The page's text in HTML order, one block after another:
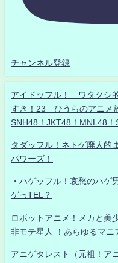
チャンネル登録
アイドッフル！ ワタクシ
すき！23 ひうらのアニメ
SNH48！JKT48！MNL48
タダッフル！ネトゲ廃人的
パワーズ！
・ハゲッフル！哀愁のハゲ
ゲっTEL？
ロボットアニメ！メカと美
非モテ星人 ！あらゆるマニ
アニゲタレスト（元祖！